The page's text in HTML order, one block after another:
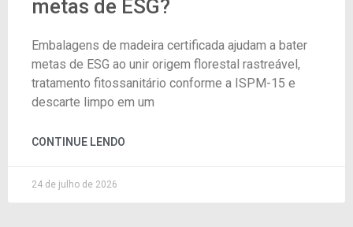
metas de ESG?
Embalagens de madeira certificada ajudam a bater
metas de ESG ao unir origem florestal rastreável,
tratamento fitossanitário conforme a ISPM-15 e
descarte limpo em um
CONTINUE LENDO
24 de julho de 2026